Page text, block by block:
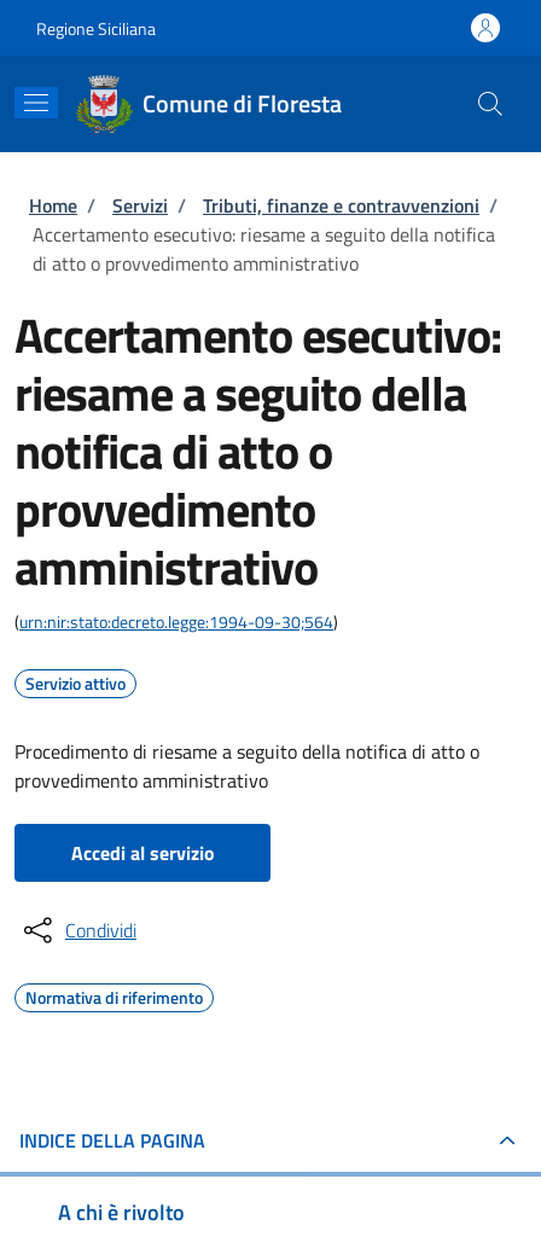
Regione Siciliana
Comune di Floresta
Briciole di pane
Home / Servizi / Tributi, finanze e contravvenzioni /
Accertamento esecutivo: riesame a seguito della notifica
di atto o provvedimento amministrativo
Accertamento esecutivo:
riesame a seguito della
notifica di atto o
provvedimento
amministrativo
(urn:nir:stato:decreto.legge:1994-09-30;564)
Servizio attivo
Procedimento di riesame a seguito della notifica di atto o
provvedimento amministrativo
Accedi al servizio
Condividi
Normativa di riferimento
INDICE DELLA PAGINA
A chi è rivolto